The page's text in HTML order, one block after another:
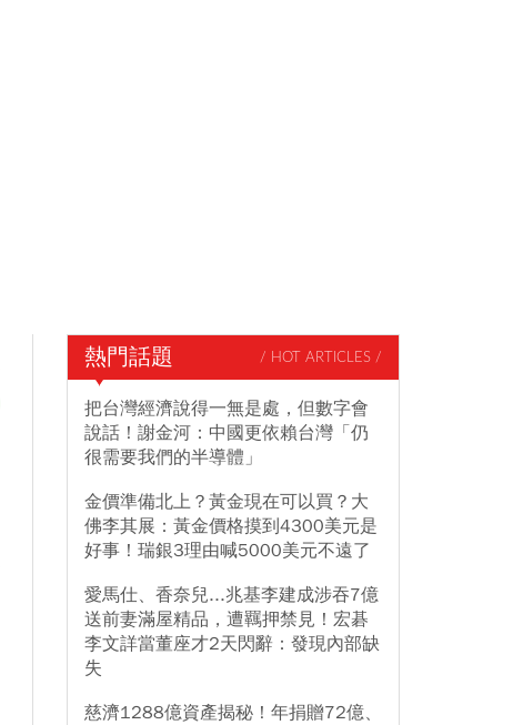
熱門話題 / HOT ARTICLES /
把台灣經濟說得一無是處，但數字會
說話！謝金河：中國更依賴台灣「仍
很需要我們的半導體」
金價準備北上？黃金現在可以買？大
佛李其展：黃金價格摸到4300美元是
好事！瑞銀3理由喊5000美元不遠了
愛馬仕、香奈兒...兆基李建成涉吞7億
送前妻滿屋精品，遭羈押禁見！宏碁
李文詳當董座才2天閃辭：發現內部缺
失
慈濟1288億資產揭秘！年捐贈72億、